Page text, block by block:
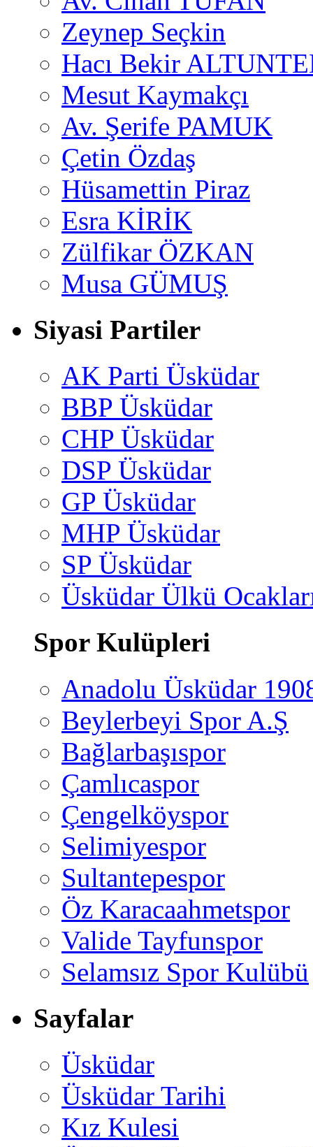
Zeynep Seçkin
Hacı Bekir
Mesut Kaymakçı
Av. Şerife PAMUK
Çetin Özdaş
Hüsamettin Piraz
Esra KİRİK
Zülfikar ÖZKAN
Musa GÜMUŞ
Siyasi Partiler
AK Parti Üsküdar
BBP Üsküdar
CHP Üsküdar
DSP Üsküdar
GP Üsküdar
MHP Üsküdar
SP Üsküdar
Üsküdar Ülkü
Spor Kulüpleri
Anadolu Üsküdar
Beylerbeyi Spor A.Ş
Bağlarbaşıspor
Çamlıcaspor
Çengelköyspor
Selimiyespor
Sultantepespor
Öz Karacaahmetspor
Valide Tayfunspor
Selamsız Spor Kulübü
Sayfalar
Üsküdar
Üsküdar Tarihi
Kız Kulesi